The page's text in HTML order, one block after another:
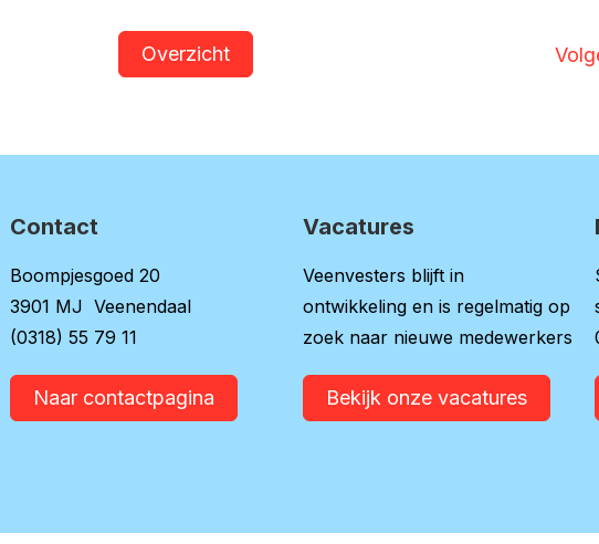
Overzicht
Contact
Boompjesgoed 20
3901 MJ Veenendaal
(0318) 55 79 11
Naar contactpagina
Vacatures
Veenvesters blijft in
ontwikkeling en is regelmatig op
zoek naar nieuwe medewerkers
Bekijk onze vacatures